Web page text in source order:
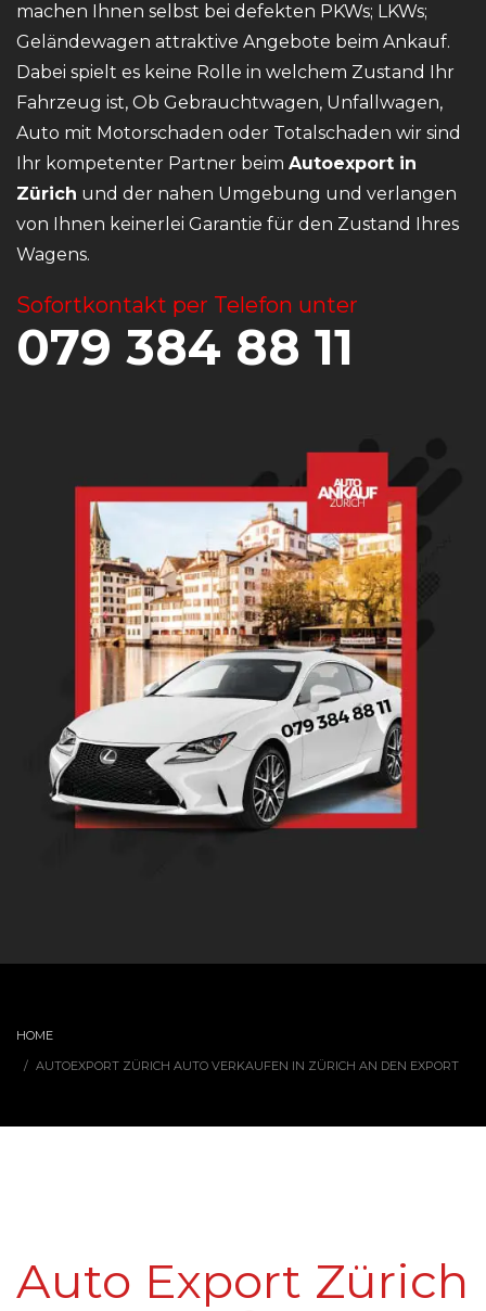
machen Ihnen selbst bei defekten PKWs; LKWs;
Geländewagen attraktive Angebote beim Ankauf.
Dabei spielt es keine Rolle in welchem Zustand Ihr
Fahrzeug ist, Ob Gebrauchtwagen, Unfallwagen,
Auto mit Motorschaden oder Totalschaden wir sind
Ihr kompetenter Partner beim Autoexport in
Zürich und der nahen Umgebung und verlangen
von Ihnen keinerlei Garantie für den Zustand Ihres
Wagens.
Sofortkontakt per Telefon unter
079 384 88 11
HOME
AUTOEXPORT ZÜRICH AUTO VERKAUFEN IN ZÜRICH AN DEN EXPORT
Auto Export Zürich